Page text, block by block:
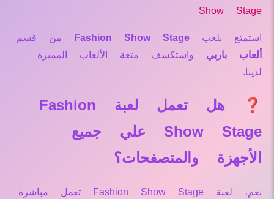
Show Stage
استمتع بلعب Fashion Show Stage من قسم
ألعاب باربي واستكشف متعة الألعاب المميزة
لدينا.
❓ هل تعمل لعبة Fashion
Show Stage علي جميع
الأجهزة والمتصفحات؟
نعم، لعبة Fashion Show Stage تعمل مباشرة